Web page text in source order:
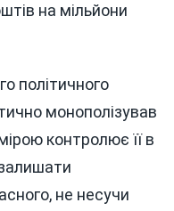
на мільйони
політичного
монополізував
контролює її в
не несучи